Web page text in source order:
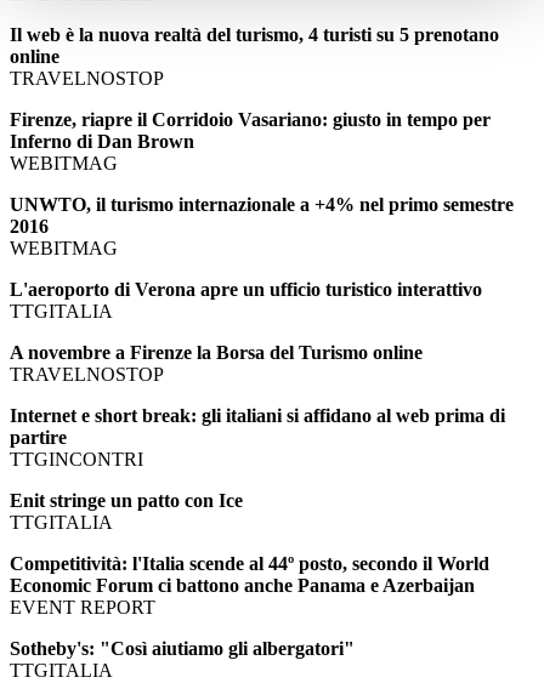
Il web è la nuova realtà del turismo, 4 turisti su 5 prenotano
online
TRAVELNOSTOP
Firenze, riapre il Corridoio Vasariano: giusto in tempo per
Inferno di Dan Brown
WEBITMAG
UNWTO, il turismo internazionale a +4% nel primo semestre
2016
WEBITMAG
L'aeroporto di Verona apre un ufficio turistico interattivo
TTGITALIA
A novembre a Firenze la Borsa del Turismo online
TRAVELNOSTOP
Internet e short break: gli italiani si affidano al web prima di
partire
TTGINCONTRI
Enit stringe un patto con Ice
TTGITALIA
Competitività: l'Italia scende al 44º posto, secondo il World
Economic Forum ci battono anche Panama e Azerbaijan
EVENT REPORT
Sotheby's: "Così aiutiamo gli albergatori"
TTGITALIA